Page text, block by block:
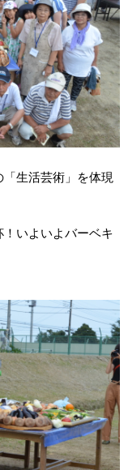
生活芸術」を体現
いよいよバーベキ